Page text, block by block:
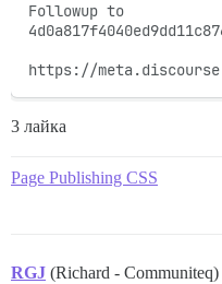
Followup to
https://
3 лайка
Page Publishing CSS
RGJ (Richard - Communiteq)